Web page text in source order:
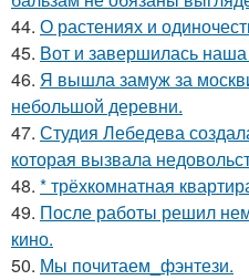
44. О растениях и
45. Вот и завершилась
46. Я вышла замуж за
небольшой деревни.
47. Студия Лебедева
которая вызвала
48. * трёхкомнатная
49. После работы решил
кино.
50. Мы почитаем_фэнтези.